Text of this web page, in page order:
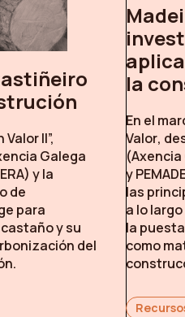
II”,
Galega
y la
de
para
y su
del
la
En el
Valor,
y
las
a lo
la
como